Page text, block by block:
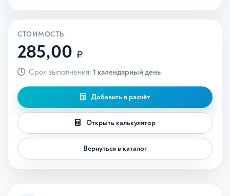
СТОИМОСТЬ
285,00 ₽
Срок выполнения: 1 календарный день
Добавить в расчёт
Открыть калькулятор
Вернуться в каталог